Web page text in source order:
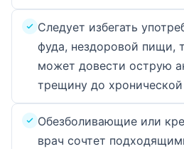
Следует избегать
фуда, нездоровой пищи,
может довести острую
трещину до
Обезболивающие или
врач сочтет